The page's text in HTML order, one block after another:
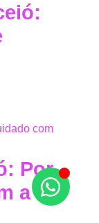
Por
a